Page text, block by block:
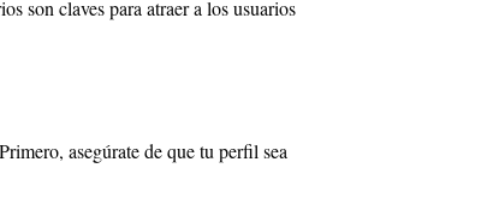
son claves para atraer a los usuarios
asegúrate de que tu perfil sea